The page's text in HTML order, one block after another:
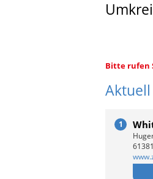
Bitte rufen
1